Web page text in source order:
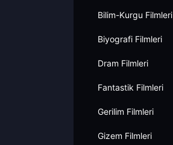
Bilim-Kurgu Filmleri
Biyografi Filmleri
Dram Filmleri
Fantastik Filmleri
Gerilim Filmleri
Gizem Filmleri